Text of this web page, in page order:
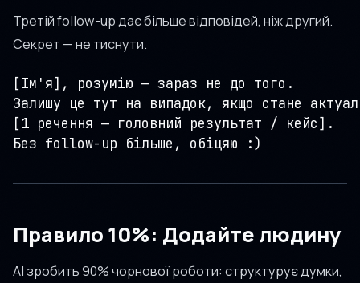
Третій follow-up дає більше відповідей, ніж другий.
Секрет — не тиснути.
[Ім'я], розумію — зараз не до того.
Залишу це тут на випадок, якщо стане
[1 речення — головний результат / кейс].
Без follow-up більше, обіцяю :)
Правило 10%: Додайте людину
AI зробить 90% чорнової роботи: структурує думки,